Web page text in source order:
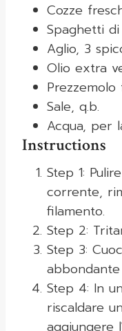
Cozze
Spaghetti
Aglio, 3
Olio extra
Sale, q.b.
Acqua, per
Instructions
Step 1:
corrente,
filamento.
Step 2:
Step 3:
Step 4: In
riscaldare
aggiungere